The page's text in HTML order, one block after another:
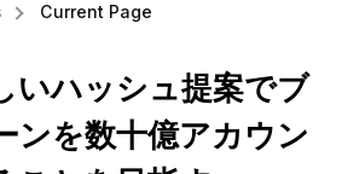
Current Page
いハッシュ提案でブ
ンを数十億アカウン